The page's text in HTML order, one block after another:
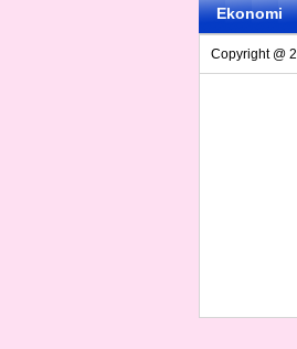
Ekonomi
Copyright @